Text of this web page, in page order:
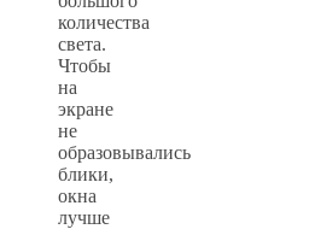
количества
света.
Чтобы
на
экране
не
образовывались
блики,
окна
лучше